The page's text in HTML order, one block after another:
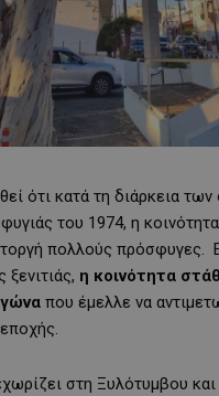
ότι κατά τη διάρκεια
του 1974, η
πολλούς πρόσφυγες.
η κοινότητα
που έμελλε να
στη Ξυλότυμβου και